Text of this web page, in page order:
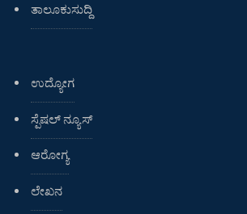
ತಾಲೂಕುಸುದ್ದಿ
ಉದ್ಯೋಗ
ಸ್ಪೆಷಲ್ ನ್ಯೂಸ್
ಆರೋಗ್ಯ
ಲೇಖನ